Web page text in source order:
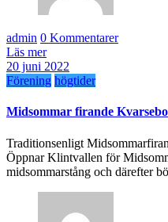
admin 0 Kommentarer
Läs mer
20 juni 2022
Förening högtider
Midsommar firande Kvarsebo
Traditionsenligt
Öppnar Klintvallen för
midsommarstång och därefter